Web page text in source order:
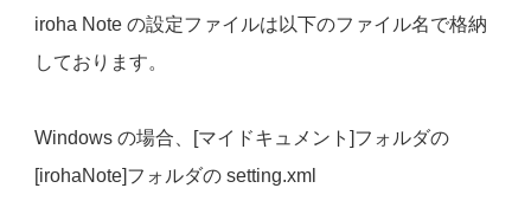
iroha Note の設定ファイルは以下のファイル名で格納
しております。
Windows の場合、[マイドキュメント]フォルダの
[irohaNote]フォルダの setting.xml